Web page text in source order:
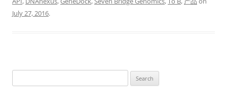
July 27, 2016.
for: